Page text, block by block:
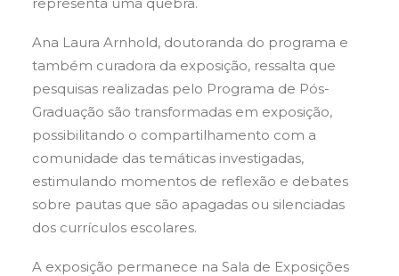
Ana Laura Arnhold, doutoranda do programa e
também curadora da exposição, ressalta que
pesquisas realizadas pelo Programa de Pós-
Graduação são transformadas em exposição,
possibilitando o compartilhamento com a
comunidade das temáticas investigadas,
estimulando momentos de reflexão e debates
sobre pautas que são apagadas ou silenciadas
dos currículos escolares.
A exposição permanece na Sala de Exposições